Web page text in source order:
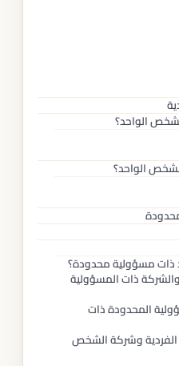
الواحد؟
الواحد؟
مسؤولية محدودة؟
ذات المسؤولية
المحدودة ذات
الفردية وشركة الشخص